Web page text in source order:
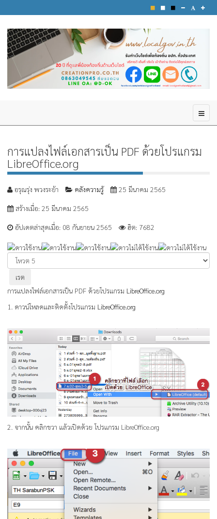
การแปลงไฟล์เอกสารเป็น PDF ด้วยโปรแกรม
LibreOffice.org
อรุณรุ่ง พวงระย้า คลังความรู้ 25 มีนาคม 2565
สร้างเมื่อ: 25 มีนาคม 2565
อัปเดตล่าสุดเมื่อ: 08 กันยายน 2565 ฮิต: 7682
ให้
เรต
สมาชิก: 3/
กรุณา
ให้
คะแนน
การแปลงไฟล์เอกสารเป็น PDF ด้วยโปรแกรม LibreOffice.org
1. ดาวน์โหลดและติดตั้งโปรแกรม LibreOffice.org
2. จากนั้น คลิกขวา แล้วเปิดด้วย โปรแกรม LibreOffice.org